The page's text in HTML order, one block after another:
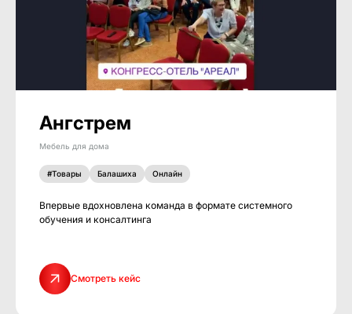
Ангстрем
Мебель для дома
#Товары Балашиха Онлайн
Впервые вдохновлена команда в формате системного
обучения и консалтинга
Смотреть кейс